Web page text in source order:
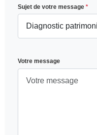
Sujet de votre message *
Votre message